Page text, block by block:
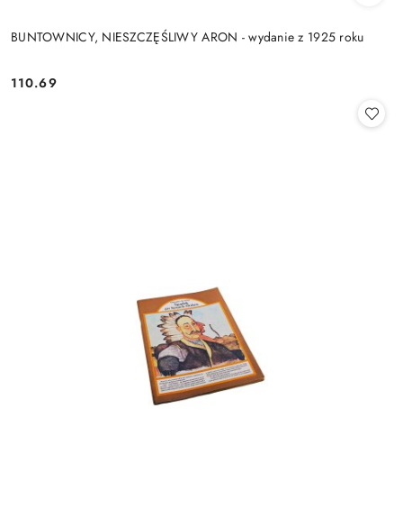
BUNTOWNICY, NIESZCZĘŚLIWY ARON - wydanie z 1925 roku
Cena:
110.69